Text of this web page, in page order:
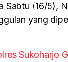
(16/5),
yang
Sukoharjo